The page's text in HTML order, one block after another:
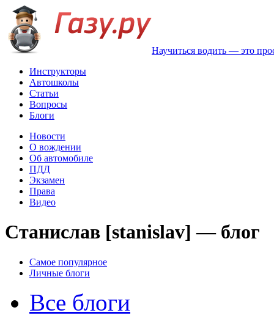
Научиться водить — это
Инструкторы
Автошколы
Статьи
Вопросы
Блоги
Новости
О вождении
Об автомобиле
ПДД
Экзамен
Права
Видео
Станислав [stanislav] — блог
Самое популярное
Личные блоги
Все блоги